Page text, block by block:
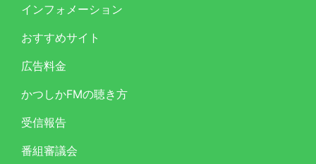
インフォメーション
おすすめサイト
広告料金
かつしかFMの聴き方
受信報告
番組審議会